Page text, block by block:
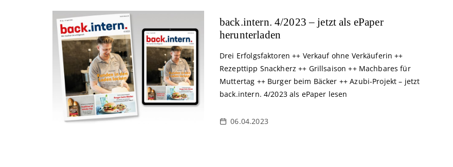
back.intern. 4/2023 – jetzt als ePaper
herunterladen
Drei Erfolgsfaktoren ++ Verkauf ohne Verkäuferin ++
Rezepttipp Snackherz ++ Grillsaison ++ Machbares für
Muttertag ++ Burger beim Bäcker ++ Azubi-Projekt – jetzt
back.intern. 4/2023 als ePaper lesen
06.04.2023